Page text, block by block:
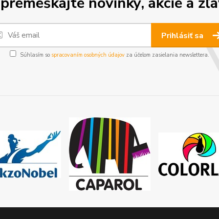
Prihlásiť sa
Súhlasím so spracovaním osobných údajov za účelom zasielania newslettera.